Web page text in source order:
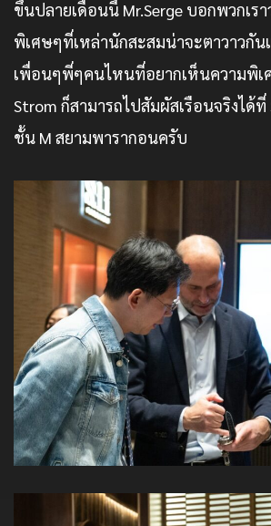
ขึ้นปลายเดือนนี้ Mr.Serge บอกพวกเร
พิเศษๆที่เหล่านักสะสมน่าจะตาวาวกั
เพื่อนๆพี่ๆคนไหนที่อยากเห็นความพิเ
Strom ก็สามารถไปสัมผัสเรือนจริงได้ที่
ชั้น M สยามพารากอนครับ